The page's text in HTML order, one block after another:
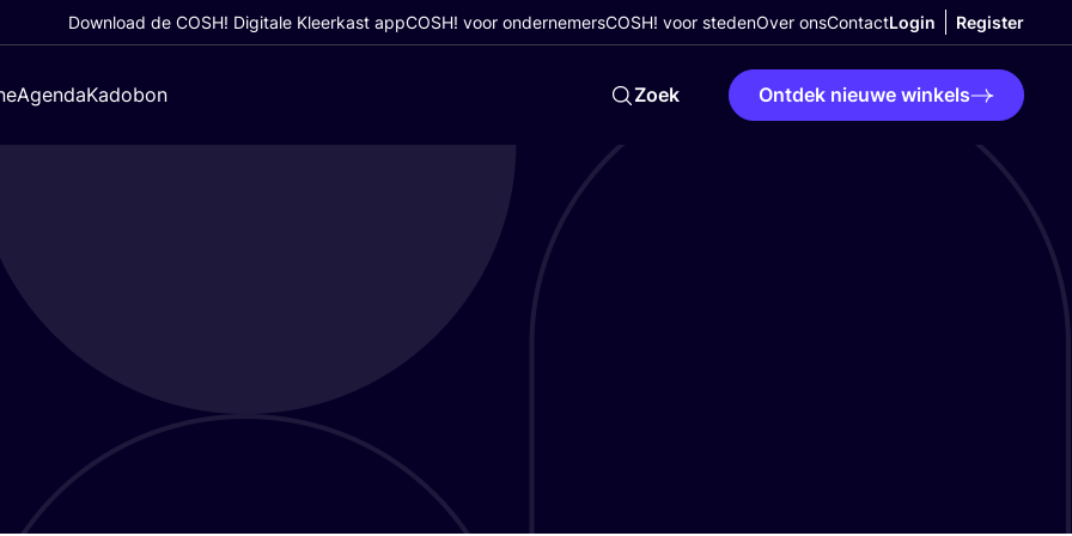
Download de COSH! Digitale Kleerkast appCOSH! voor ondernemersCOSH! voor stedenOver onsContactLogin Register
AgendaKadobon Zoek Ontdek nieuwe winkels